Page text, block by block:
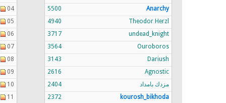
Anarchy
5500
Theodor Herzl
4940
undead_knight
3717
Ouroboros
3564
Dariush
3143
Agnostic
2616
مزدك بامداد
2404
kourosh_bikhoda
2372
04
05
06
07
08
09
10
11